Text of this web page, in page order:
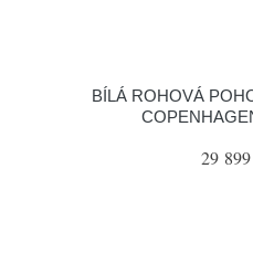
BÍLÁ ROHOVÁ
29